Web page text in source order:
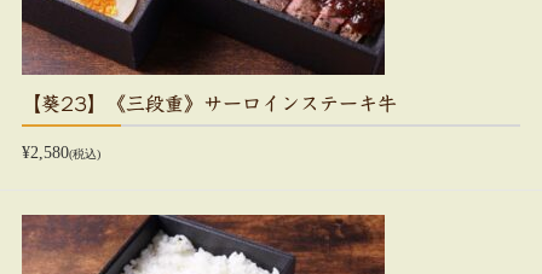
【葵23】《三段重》サーロインステーキ牛
¥2,580(税込)